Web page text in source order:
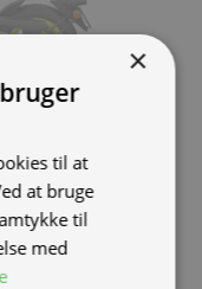
km/t., Blå
×
til at
at bruge
til
med